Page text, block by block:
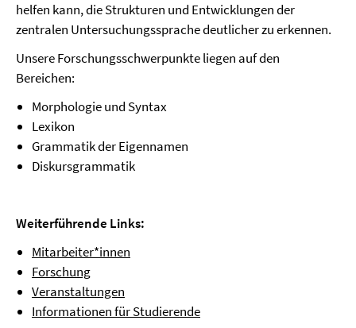
helfen kann, die Strukturen und Entwicklungen der
zentralen Untersuchungssprache deutlicher zu erkennen.
Unsere Forschungsschwerpunkte liegen auf den
Bereichen:
Morphologie und Syntax
Lexikon
Grammatik der Eigennamen
Diskursgrammatik
Weiterführende Links:
Mitarbeiter*innen
Forschung
Veranstaltungen
Informationen für Studierende